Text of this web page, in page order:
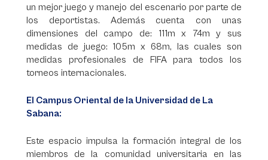
un mejor juego y manejo del escenario por parte de
los deportistas. Además cuenta con unas
dimensiones del campo de: 111m x 74m y sus
medidas de juego: 105m x 68m, las cuales son
medidas profesionales de FIFA para todos los
torneos internacionales.
El Campus Oriental de la Universidad de La
Sabana:
Este espacio impulsa la formación integral de los
miembros de la comunidad universitaria en las